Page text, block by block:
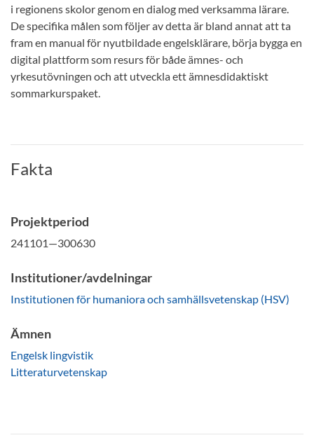
i regionens skolor genom en dialog med verksamma lärare.
De specifika målen som följer av detta är bland annat att ta
fram en manual för nyutbildade engelsklärare, börja bygga en
digital plattform som resurs för både ämnes- och
yrkesutövningen och att utveckla ett ämnesdidaktiskt
sommarkurspaket.
Fakta
Projektperiod
241101—300630
Institutioner/avdelningar
Institutionen för humaniora och samhällsvetenskap (HSV)
Ämnen
Engelsk lingvistik
Litteraturvetenskap